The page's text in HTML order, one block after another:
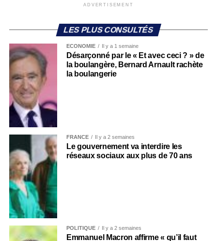
ADVERTISEMENT
LES PLUS CONSULTÉS
ECONOMIE Il y a 1 semaine
Désarçonné par le « Et avec ceci ? » de
la boulangère, Bernard Arnault rachète
la boulangerie
FRANCE Il y a 2 semaines
Le gouvernement va interdire les
réseaux sociaux aux plus de 70 ans
POLITIQUE Il y a 2 semaines
Emmanuel Macron affirme « qu’il faut